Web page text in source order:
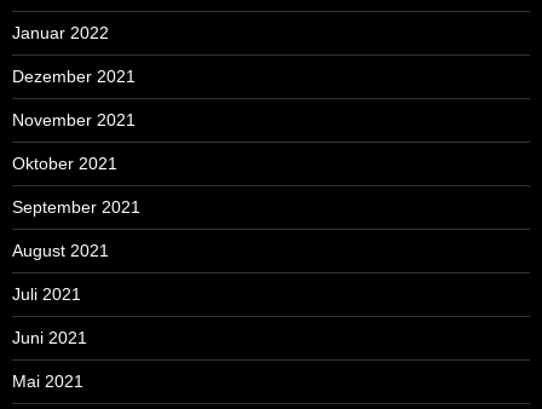
Januar 2022
Dezember 2021
November 2021
Oktober 2021
September 2021
August 2021
Juli 2021
Juni 2021
Mai 2021